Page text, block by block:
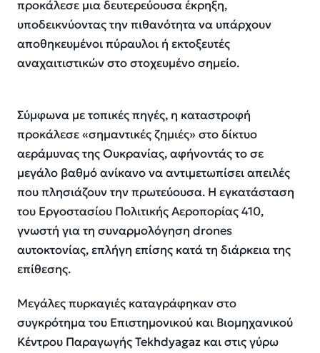
προκάλεσε μια δευτερεύουσα έκρηξη,
υποδεικνύοντας την πιθανότητα να υπάρχουν
αποθηκευμένοι πύραυλοι ή εκτοξευτές
αναχαιτιστικών στο στοχευμένο σημείο.
Σύμφωνα με τοπικές πηγές, η καταστροφή
προκάλεσε «σημαντικές ζημιές» στο δίκτυο
αεράμυνας της Ουκρανίας, αφήνοντάς το σε
μεγάλο βαθμό ανίκανο να αντιμετωπίσει απειλές
που πλησιάζουν την πρωτεύουσα. Η εγκατάσταση
του Εργοστασίου Πολιτικής Αεροπορίας 410,
γνωστή για τη συναρμολόγηση drones
αυτοκτονίας, επλήγη επίσης κατά τη διάρκεια της
επίθεσης.
Μεγάλες πυρκαγιές καταγράφηκαν στο
συγκρότημα του Επιστημονικού και Βιομηχανικού
Κέντρου Παραγωγής Tekhdyagaz και στις γύρω